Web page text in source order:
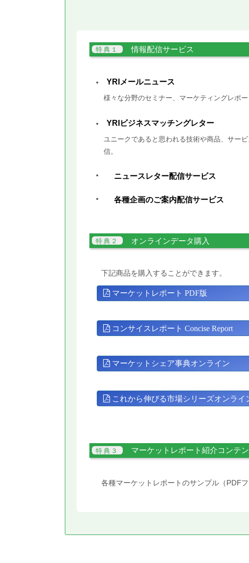
情報配信サービス
YRIメールニュース
様々な分野のセミナー、マーケティングレポ
YRIビジネスマッチングレター
ユニークであると思われる技術や商品、サー
信。
ニュースレター配信サービス
各種企画のご案内配信サービス
オンラインデータ購入
下記商品を購入することができます。
マーケットレポート PDF版
コンサイスレポート Concise Report
マーケットシェア事典オンライン
これから伸びる市場シリーズオンライ
マーケットレポート紹介コンテ
各種マーケットレポートのサンプル（PDF